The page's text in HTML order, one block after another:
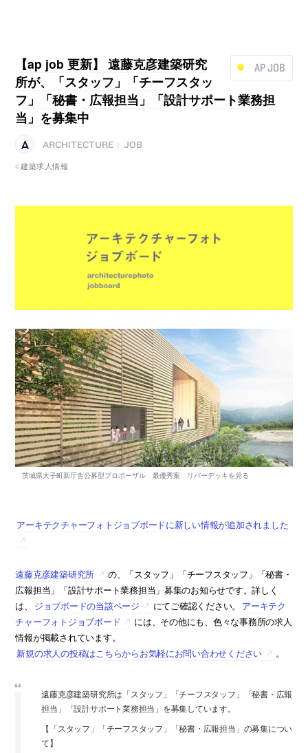
AP JOB
【ap job 更新】 遠藤克彦建築研究
所が、「スタッフ」「チーフスタッ
フ」「秘書・広報担当」「設計サポート業務担
当」を募集中
ARCHITECTURE
JOB
建築求人情報
アーキテクチャーフォトジョブボードに新しい情報が追加されました
遠藤克彦建築研究所
の、「スタッフ」「チーフスタッフ」「秘書・
広報担当」「設計サポート業務担当」募集のお知らせです。詳しく
は、
ジョブボードの当該ページ にてご確認ください。
アーキテク
チャーフォトジョブボード
には、その他にも、色々な事務所の求人
情報が掲載されています。
新規の求人の投稿はこちらからお気軽にお問い合わせください
。
遠藤克彦建築研究所は「スタッフ」「チーフスタッフ」「秘書・広報
担当」「設計サポート業務担当」を募集しています。
【「スタッフ」「チーフスタッフ」「秘書・広報担当」の募集につい
て】